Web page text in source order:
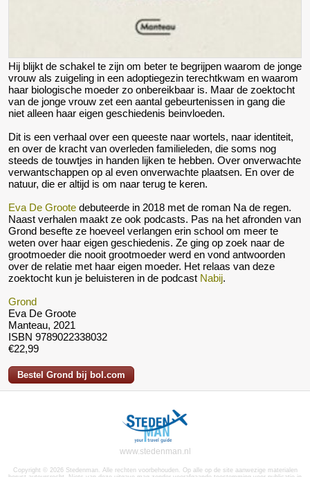
Hij blijkt de schakel te zijn om beter te begrijpen waarom de jonge
vrouw als zuigeling in een adoptiegezin terechtkwam en waarom
haar biologische moeder zo onbereikbaar is. Maar de zoektocht
van de jonge vrouw zet een aantal gebeurtenissen in gang die
niet alleen haar eigen geschiedenis beinvloeden.
Dit is een verhaal over een queeste naar wortels, naar identiteit,
en over de kracht van overleden familieleden, die soms nog
steeds de touwtjes in handen lijken te hebben. Over onverwachte
verwantschappen op al even onverwachte plaatsen. En over de
natuur, die er altijd is om naar terug te keren.
Eva De Groote debuteerde in 2018 met de roman Na de regen.
Naast verhalen maakt ze ook podcasts. Pas na het afronden van
Grond besefte ze hoeveel verlangen erin school om meer te
weten over haar eigen geschiedenis. Ze ging op zoek naar de
grootmoeder die nooit grootmoeder werd en vond antwoorden
over de relatie met haar eigen moeder. Het relaas van deze
zoektocht kun je beluisteren in de podcast Nabij.
Grond
Eva De Groote
Manteau, 2021
ISBN 9789022338032
€22,99
Bestel Grond bij bol.com
www.stedenman.nl
Copyright © 2026 Stedenman. Alle rechten voorbehouden. Op alle op de site aanwezige materialen